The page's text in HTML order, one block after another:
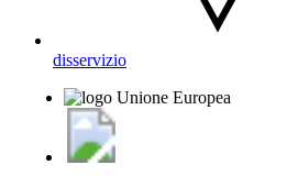
disservizio